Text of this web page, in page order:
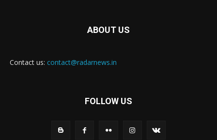
ABOUT US
Contact us: contact@radarnews.in
FOLLOW US